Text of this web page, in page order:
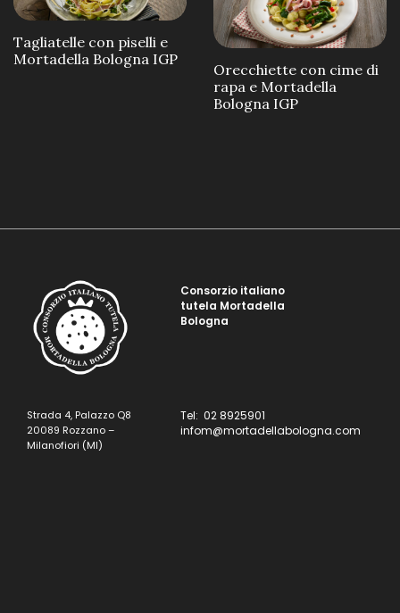
Tagliatelle con piselli e
Mortadella Bologna IGP
Orecchiette con cime di
rapa e Mortadella
Bologna IGP
Consorzio italiano
tutela Mortadella
Bologna
Strada 4, Palazzo Q8
20089 Rozzano –
Milanofiori (MI)
Tel: 02 8925901
infom@mortadellabologna.com